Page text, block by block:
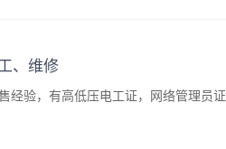
、维修
经验，有高低压电工证，网络管理员证